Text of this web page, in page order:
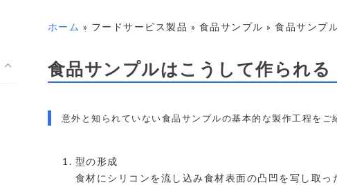
ホーム » フードサービス製品 » 食品サンプル » 食品サンプ
食品サンプルはこうして作られる
意外と知られていない食品サンプルの基本的な製作工程をご
型の形成
食材にシリコンを流し込み食材表面の凸凹を写し取っ